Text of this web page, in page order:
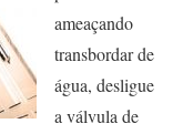
ameaçando
transbordar de
água, desligue
a válvula de